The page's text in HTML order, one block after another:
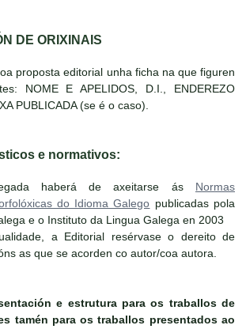
DE ORIXINAIS
proposta editorial unha ficha na que figuren
NOME E APELIDOS, D.I., ENDEREZO
PUBLICADA (se é o caso).
e normativos:
haberá de axeitarse ás Normas
do Idioma Galego publicadas pola
e o Instituto da Lingua Galega en 2003
a Editorial resérvase o dereito de
as que se acorden co autor/coa autora.
e estrutura para os traballos de
tamén para os traballos presentados ao